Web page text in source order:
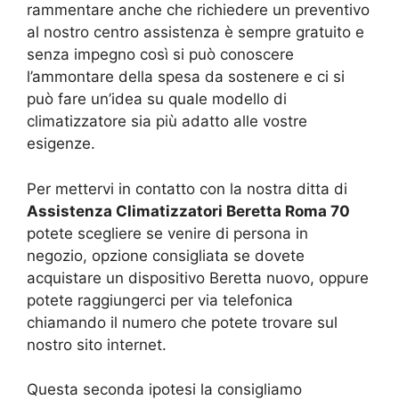
rammentare anche che richiedere un preventivo
al nostro centro assistenza è sempre gratuito e
senza impegno così si può conoscere
l’ammontare della spesa da sostenere e ci si
può fare un’idea su quale modello di
climatizzatore sia più adatto alle vostre
esigenze.
Per mettervi in contatto con la nostra ditta di
Assistenza Climatizzatori Beretta Roma 70
potete scegliere se venire di persona in
negozio, opzione consigliata se dovete
acquistare un dispositivo Beretta nuovo, oppure
potete raggiungerci per via telefonica
chiamando il numero che potete trovare sul
nostro sito internet.
Questa seconda ipotesi la consigliamo